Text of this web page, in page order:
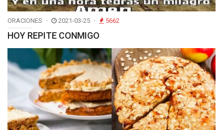
ORACIONES 2021-03-25 5662
HOY REPITE CONMIGO